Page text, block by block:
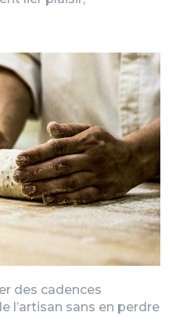
des cadences
l’artisan sans en perdre